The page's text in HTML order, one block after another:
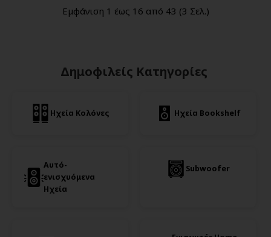
Εμφάνιση 1 έως 16 από 43 (3 Σελ.)
Δημοφιλείς Κατηγορίες
Ηχεία Κολόνες Ηχεία Bookshelf
Αυτό-
ενισχυόμενα
Ηχεία
Subwoofer